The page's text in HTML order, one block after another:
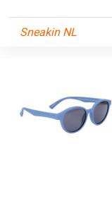
Sneakin NL